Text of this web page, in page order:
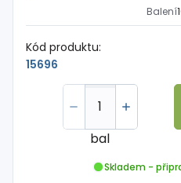
Balení
Kód produktu:
15696
bal
Skladem -